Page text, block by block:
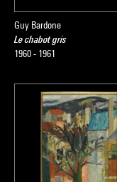
Guy Bardone
Le chabot gris
1960 - 1961